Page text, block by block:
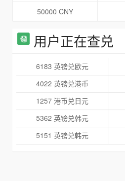
50000 CNY
用户正在查兑
6183 英镑兑欧元
4022 英镑兑港币
1257 港币兑日元
5362 英镑兑韩元
5151 英镑兑韩元